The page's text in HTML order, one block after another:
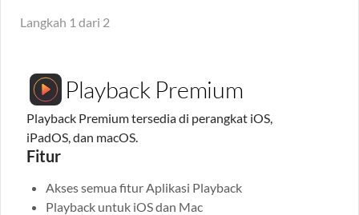
Langkah 1 dari 2
Playback Premium
Playback Premium tersedia di perangkat iOS,
iPadOS, dan macOS.
Fitur
Akses semua fitur Aplikasi Playback
Playback untuk iOS dan Mac